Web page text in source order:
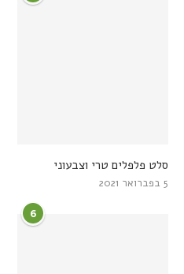
סלט פלפלים טרי וצבעוני
5 בפברואר 2021
6